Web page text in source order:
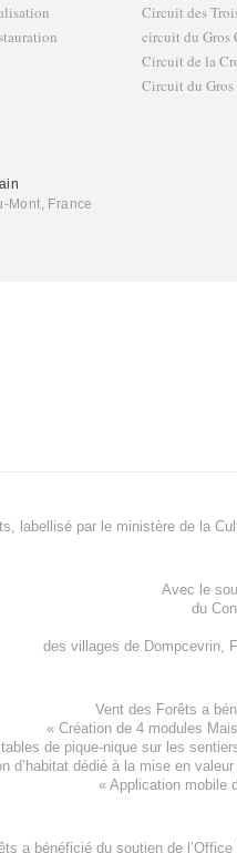
Circuit des
circuit du Gros
Circuit de la
Circuit du Gros
Mont, France
labellisé par le ministère de la
Avec le
du
des villages de Dompcevrin,
Vent des Forêts a
« Création de 4 modules
de pique-nique sur les
d’habitat dédié à la mise en
« Application mobile
a bénéficié du soutien de